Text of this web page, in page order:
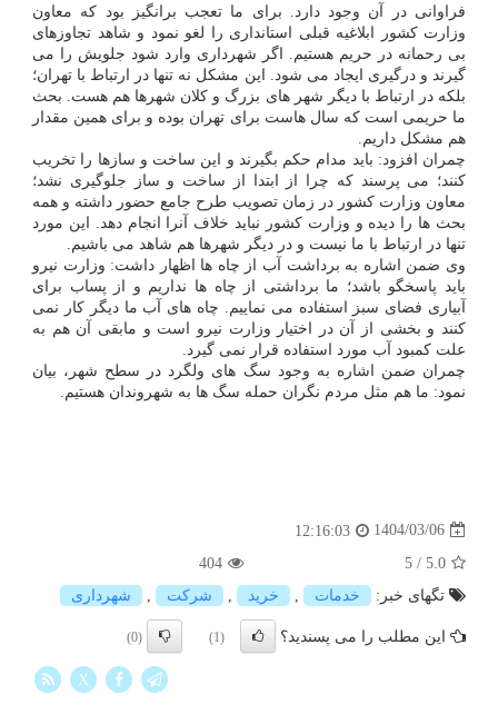
فراوانی در آن وجود دارد. برای ما تعجب برانگیز بود که معاون
وزارت کشور ابلاغیه قبلی استانداری را لغو نمود و شاهد تجاوزهای
بی رحمانه در حریم هستیم. اگر شهرداری وارد شود جلویش را می
گیرند و درگیری ایجاد می شود. این مشکل نه تنها در ارتباط با تهران؛
بلکه در ارتباط با دیگر شهر های بزرگ و کلان شهرها هم هست. بحث
ما حریمی است که سال هاست برای تهران بوده و برای همین مقدار
هم مشکل داریم.
چمران افزود: باید مدام حکم بگیرند و این ساخت و سازها را تخریب
کنند؛ می پرسند که چرا از ابتدا از ساخت و ساز جلوگیری نشد؛
معاون وزارت کشور در زمان تصویب طرح جامع حضور داشته و همه
بحث ها را دیده و وزارت کشور نباید خلاف آنرا انجام دهد. این مورد
تنها در ارتباط با ما نیست و در دیگر شهرها هم شاهد می باشیم.
وی ضمن اشاره به برداشت آب از چاه ها اظهار داشت: وزارت نیرو
باید پاسخگو باشد؛ ما برداشتی از چاه ها نداریم و از پساب برای
آبیاری فضای سبز استفاده می نماییم. چاه های آب ما دیگر کار نمی
کنند و بخشی از آن در اختیار وزارت نیرو است و مابقی آن هم به
علت کمبود آب مورد استفاده قرار نمی گیرد.
چمران ضمن اشاره به وجود سگ های ولگرد در سطح شهر، بیان
نمود: ما هم مثل مردم نگران حمله سگ ها به شهروندان هستیم.
1404/03/06
12:16:03
5.0
/
5
404
تگهای خبر:
خدمات , خرید , شركت , شهرداری
این مطلب را می پسندید؟ (1)
(0)
X